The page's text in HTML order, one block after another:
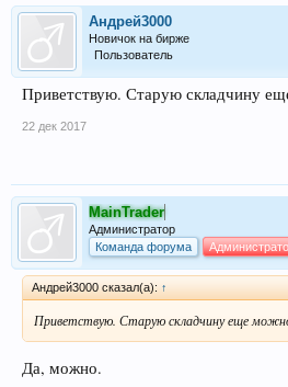
Андрей3000
Новичок на бирже
Пользователь
Приветствую. Старую складчину
22 дек 2017
MainTrader
Администратор
Команда форума
Андрей3000 сказал(а): ↑
Приветствую. Старую складчину еще
Да, можно.